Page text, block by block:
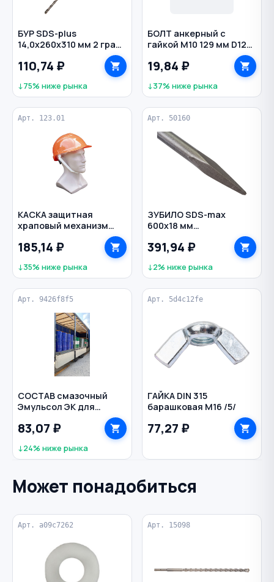
БУР SDS-plus
14,0х260х310 мм 2 грани
по бетону РЕЗОЛЮКС
110,74 ₽
↓75% ниже рынка
БОЛТ анкерный с
гайкой M10 129 мм D12
19,84 ₽
↓37% ниже рынка
Арт. 123.01
КАСКА защитная
храповый механизм
оранжевый
185,14 ₽
↓35% ниже рынка
Арт. 50160
ЗУБИЛО SDS-max
600х18 мм
РЕЗОЛЮКС
391,94 ₽
↓2% ниже рынка
Арт. 9426f8f5
СОСТАВ смазочный
Эмульсол ЭК для
83,07 ₽
↓24% ниже рынка
Арт. 5d4c12fe
ГАЙКА DIN 315
барашковая M16 /5/
77,27 ₽
Может понадобиться
Арт. a09c7262 Арт. 15098